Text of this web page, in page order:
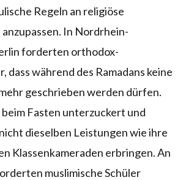
Regeln an religiöse
In Nordrhein-
forderten orthodox-
dass während des Ramadans keine
geschrieben werden dürfen.
Fasten unterzuckert und
dieselben Leistungen wie ihre
Klassenkameraden erbringen. An
muslimische Schüler